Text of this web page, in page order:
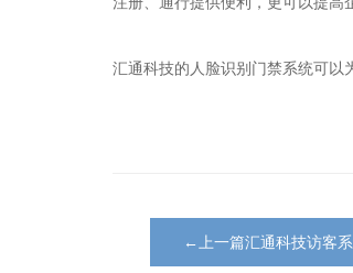
汇通科技的人脸识别门禁系统可以
←上一篇汇通科技访客